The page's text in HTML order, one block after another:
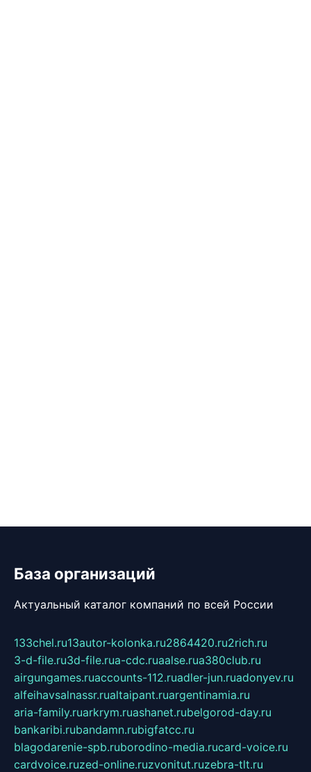
База организаций
Актуальный каталог компаний по всей России
133chel.ru13autor-kolonka.ru2864420.ru2rich.ru
3-d-file.ru3d-file.rua-cdc.ruaalse.rua380club.ru
airgungames.ruaccounts-112.ruadler-jun.ruadonyev.ru
alfeihavsalnassr.rualtaipant.ruargentinamia.ru
aria-family.ruarkrym.ruashanet.rubelgorod-day.ru
bankaribi.rubandamn.rubigfatcc.ru
blagodarenie-spb.ruborodino-media.rucard-voice.ru
cardvoice.ruzed-online.ruzvonitut.ruzebra-tlt.ru